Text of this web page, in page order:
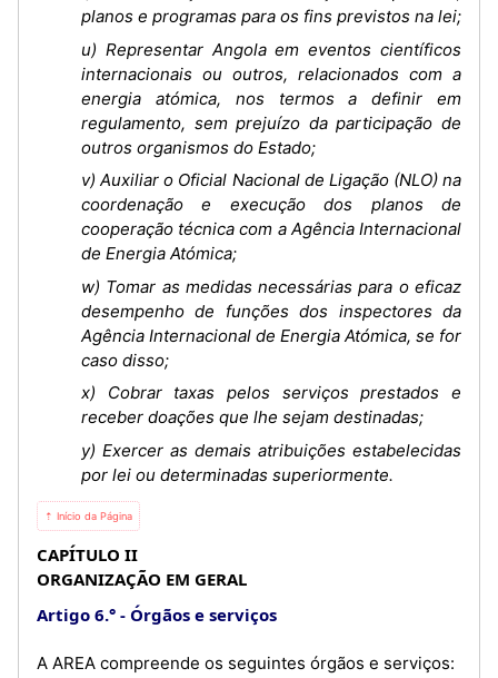
planos e programas para os fins previstos na lei;
u) Representar Angola em eventos científicos
internacionais ou outros, relacionados com a
energia atómica, nos termos a definir em
regulamento, sem prejuízo da participação de
outros organismos do Estado;
v) Auxiliar o Oficial Nacional de Ligação (NLO) na
coordenação e execução dos planos de
cooperação técnica com a Agência Internacional
de Energia Atómica;
w) Tomar as medidas necessárias para o eficaz
desempenho de funções dos inspectores da
Agência Internacional de Energia Atómica, se for
caso disso;
x) Cobrar taxas pelos serviços prestados e
receber doações que lhe sejam destinadas;
y) Exercer as demais atribuições estabelecidas
por lei ou determinadas superiormente.
⇡ Início da Página
CAPÍTULO II
ORGANIZAÇÃO EM GERAL
Artigo 6.°
Órgãos e serviços
A AREA compreende os seguintes órgãos e serviços: